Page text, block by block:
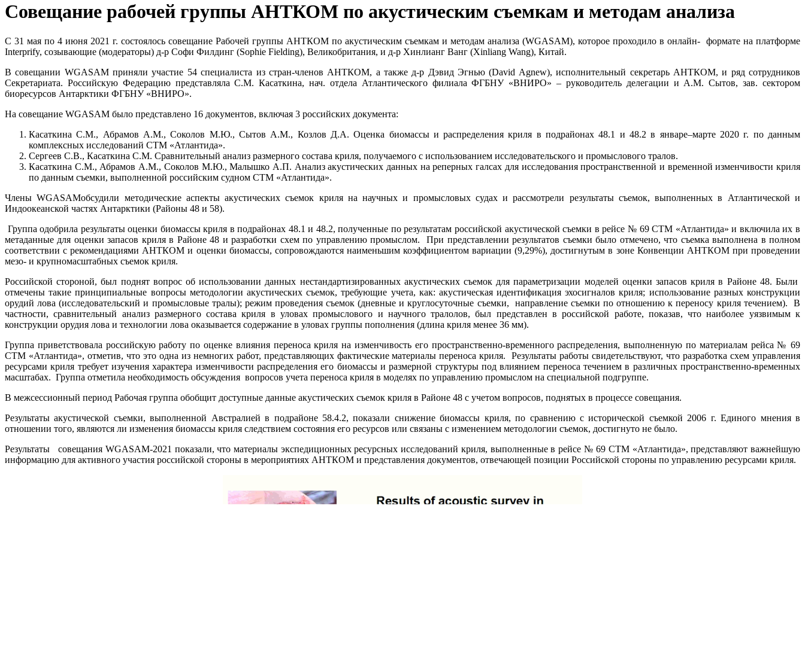
Совещание рабочей группы АНТКОМ по акустическим съемкам и методам анализа
С 31 мая по 4 июня 2021 г. состоялось совещание Рабочей группы АНТКОМ по акустическим съемкам и методам анализа (WGASAM), которое проходило в онлайн- формате на платформе
Interprify, созывающие (модераторы) д-р Софи Филдинг (Sophie Fielding), Великобритания, и д-р Хинлианг Ванг (Xinliang Wang), Китай.
В совещании WGASAM приняли участие 54 специалиста из стран-членов АНТКОМ, а также д-р Дэвид Эгнью (David Agnew), исполнительный секретарь АНТКОМ, и ряд сотрудников
Секретариата. Российскую Федерацию представляла С.М. Касаткина, нач. отдела Атлантического филиала ФГБНУ «ВНИРО» – руководитель делегации и А.М. Сытов, зав. сектором
биоресурсов Антарктики ФГБНУ «ВНИРО».
На совещание WGASAM было представлено 16 документов, включая 3 российских документа:
Касаткина С.М., Абрамов А.М., Соколов М.Ю., Сытов А.М., Козлов Д.А. Оценка биомассы и распределения криля в подрайонах 48.1 и 48.2 в январе­–марте 2020 г. по данным
комплексных исследований СТМ «Атлантида».
Сергеев С.В., Касаткина С.М. Сравнительный анализ размерного состава криля, получаемого с использованием исследовательского и промыслового тралов.
Касаткина С.М., Абрамов А.М., Соколов М.Ю., Малышко А.П. Анализ акустических данных на реперных галсах для исследования пространственной и временной изменчивости криля
по данным съемки, выполненной российским судном СТМ «Атлантида».
Члены WGASAMобсудили методические аспекты акустических съемок криля на научных и промысловых судах и рассмотрели результаты съемок, выполненных в Атлантической и
Индоокеанской частях Антарктики (Районы 48 и 58).
Группа одобрила результаты оценки биомассы криля в подрайонах 48.1 и 48.2, полученные по результатам российской акустической съемки в рейсе № 69 СТМ «Атлантида» и включила их в
метаданные для оценки запасов криля в Районе 48 и разработки схем по управлению промыслом. При представлении результатов съемки было отмечено, что съемка выполнена в полном
соответствии с рекомендациями АНТКОМ и оценки биомассы, сопровождаются наименьшим коэффициентом вариации (9,29%), достигнутым в зоне Конвенции АНТКОМ при проведении
мезо- и крупномасштабных съемок криля.
Российской стороной, был поднят вопрос об использовании данных нестандартизированных акустических съемок для параметризации моделей оценки запасов криля в Районе 48. Были
отмечены такие принципиальные вопросы методологии акустических съемок, требующие учета, как: акустическая идентификация эхосигналов криля; использование разных конструкции
орудий лова (исследовательский и промысловые тралы); режим проведения съемок (дневные и круглосуточные съемки, направление съемки по отношению к переносу криля течением). В
частности, сравнительный анализ размерного состава криля в уловах промыслового и научного тралолов, был представлен в российской работе, показав, что наиболее уязвимым к
конструкции орудия лова и технологии лова оказывается содержание в уловах группы пополнения (длина криля менее 36 мм).
Группа приветствовала российскую работу по оценке влияния переноса криля на изменчивость его пространственно-временного распределения, выполненную по материалам рейса № 69
СТМ «Атлантида», отметив, что это одна из немногих работ, представляющих фактические материалы переноса криля. Результаты работы свидетельствуют, что разработка схем управления
ресурсами криля требует изучения характера изменчивости распределения его биомассы и размерной структуры под влиянием переноса течением в различных пространственно-временных
масштабах. Группа отметила необходимость обсуждения вопросов учета переноса криля в моделях по управлению промыслом на специальной подгруппе.
В межсессионный период Рабочая группа обобщит доступные данные акустических съемок криля в Районе 48 с учетом вопросов, поднятых в процессе совещания.
Результаты акустической съемки, выполненной Австралией в подрайоне 58.4.2, показали снижение биомассы криля, по сравнению с исторической съемкой 2006 г. Единого мнения в
отношении того, являются ли изменения биомассы криля следствием состояния его ресурсов или связаны с изменением методологии съемок, достигнуто не было.
Результаты совещания WGASAM-2021 показали, что материалы экспедиционных ресурсных исследований криля, выполненные в рейсе № 69 СТМ «Атлантида», представляют важнейшую
информацию для активного участия российской стороны в мероприятиях АНТКОМ и представления документов, отвечающей позиции Российской стороны по управлению ресурсами криля.